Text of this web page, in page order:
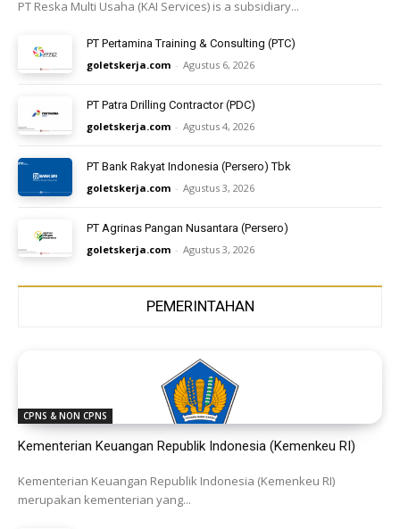
PT Reska Multi Usaha (KAI Services) is a subsidiary...
PT Pertamina Training & Consulting (PTC)
goletskerja.com - Agustus 6, 2026
PT Patra Drilling Contractor (PDC)
goletskerja.com - Agustus 4, 2026
PT Bank Rakyat Indonesia (Persero) Tbk
goletskerja.com - Agustus 3, 2026
PT Agrinas Pangan Nusantara (Persero)
goletskerja.com - Agustus 3, 2026
PEMERINTAHAN
CPNS & NON CPNS
Kementerian Keuangan Republik Indonesia (Kemenkeu RI)
Kementerian Keuangan Republik Indonesia (Kemenkeu RI)
merupakan kementerian yang...